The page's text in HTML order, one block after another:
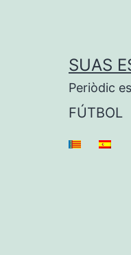
SUAS
Periòdic
FÚTBOL